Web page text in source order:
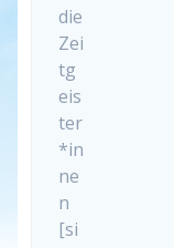
die
Zei
tg
eis
ter
*in
ne
n
[si